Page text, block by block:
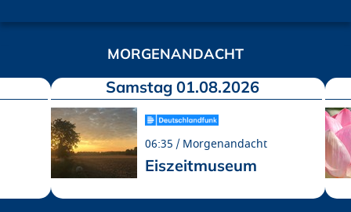
MORGENANDACHT
Samstag 01.08.2026
06:35 Morgenandacht
Eiszeitmuseum